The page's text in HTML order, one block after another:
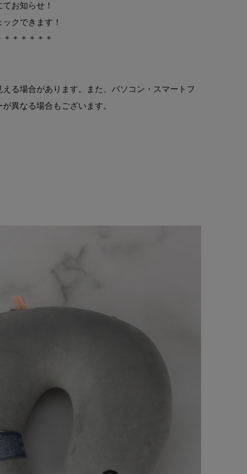
お知らせ！
クできます！
＊＊＊＊＊
る場合があります。また、パソコン・スマートフ
異なる場合もございます。